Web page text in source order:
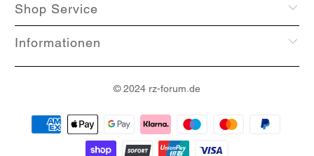
Shop Service
Informationen
© 2024 rz-forum .de